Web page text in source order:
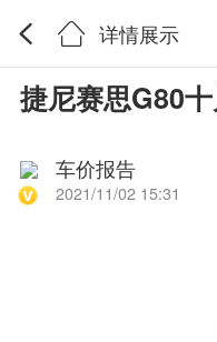
详情展示
捷尼赛思G80
车价报告
2021/11/02 15:31